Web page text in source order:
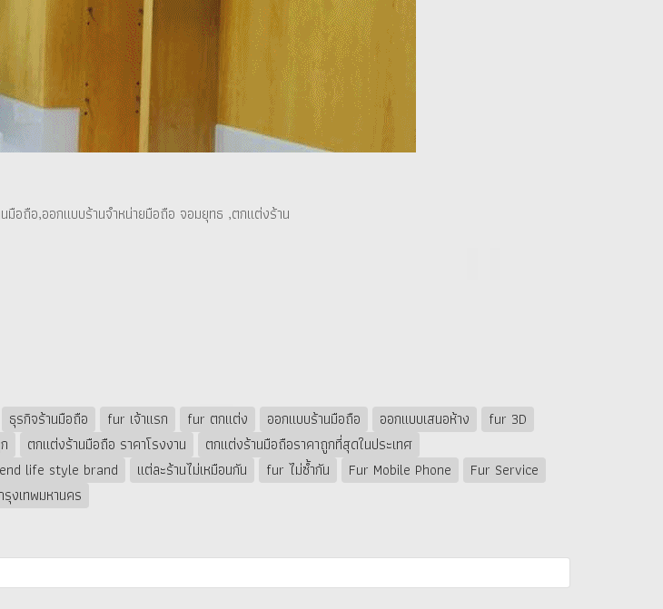
มือถือ,ออกแบบร้านจำหน่ายมือถือ จอมยุทธ ,ตกแต่งร้าน
ธุรกิจร้านมือถือ fur เจ้าแรก fur ตกแต่ง ออกแบบร้านมือถือ ออกแบบเสนอห้าง
fur 3D
ตกแต่งร้านมือถือ ราคาโรงงาน
ตกแต่งร้านมือถือราคาถูกที่สุดในประเทศ
life style brand แต่ละร้านไม่เหมือนกัน fur ไม่ซ้ำกัน Fur Mobile Phone
Fur Service
งเทพมหานคร